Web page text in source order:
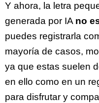
Y ahora, la letra
generada por IA no
puedes registrarla
mayoría de casos,
ya que estas suelen
en ello como en un
para disfrutar y